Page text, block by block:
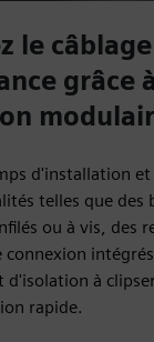
le
grâce
d'installation et
telles que des
ou à vis, des
connexion
d'isolation à
rapide.